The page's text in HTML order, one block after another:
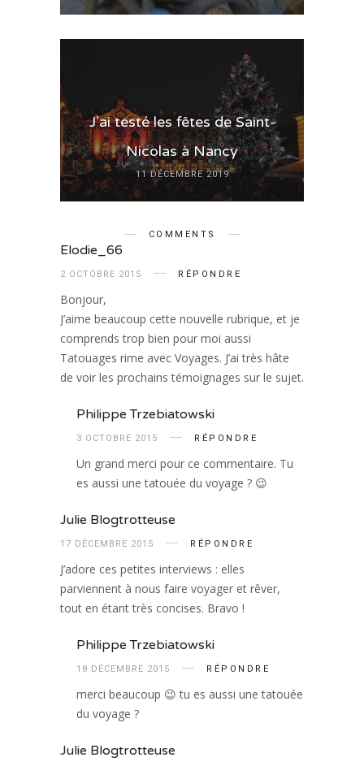
J’ai testé les fêtes de Saint-
Nicolas à Nancy
11 DÉCEMBRE 2019
COMMENTS
Elodie_66
2 OCTOBRE 2015 RÉPONDRE
Bonjour,
J’aime beaucoup cette nouvelle rubrique, et je
comprends trop bien pour moi aussi
Tatouages rime avec Voyages. J’ai très hâte
de voir les prochains témoignages sur le sujet.
Philippe Trzebiatowski
3 OCTOBRE 2015 RÉPONDRE
Un grand merci pour ce commentaire. Tu
es aussi une tatouée du voyage ? 😉
Julie Blogtrotteuse
17 DÉCEMBRE 2015 RÉPONDRE
J’adore ces petites interviews : elles
parviennent à nous faire voyager et rêver,
tout en étant très concises. Bravo !
Philippe Trzebiatowski
18 DÉCEMBRE 2015 RÉPONDRE
merci beaucoup 😉 tu es aussi une tatouée
du voyage ?
Julie Blogtrotteuse